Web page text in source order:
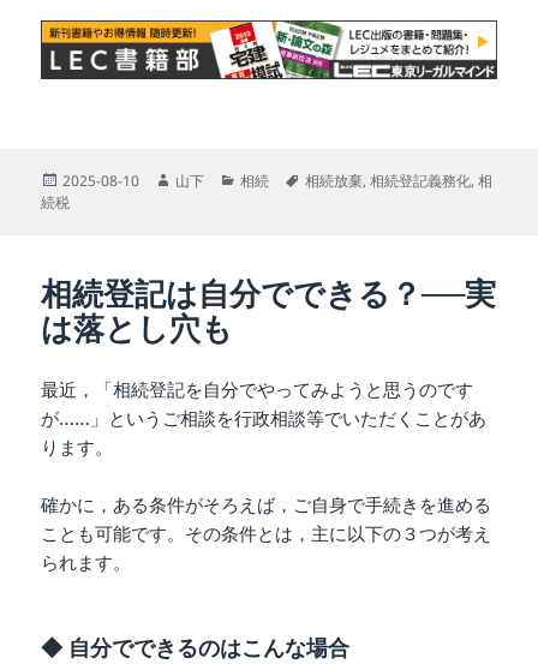
投
稿
2025-08-10
作
山下
カ
相続
タ
相続放棄,相続登記義務化,相
続税
相続登記は自分でできる？──実
は落とし穴も
最近，「相続登記を自分でやってみようと思うのです
が……」というご相談を行政相談等でいただくことがあ
ります。
確かに，ある条件がそろえば，ご自身で手続きを進める
ことも可能です。その条件とは，主に以下の３つが考え
られます。
◆ 自分でできるのはこんな場合